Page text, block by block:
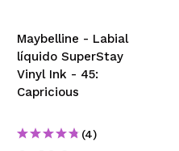
Maybelline - Labial
líquido SuperStay
Vinyl Ink - 45:
Capricious
(4)